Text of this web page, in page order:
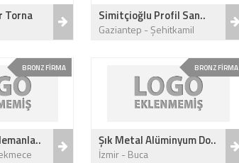
Torna Simitçioğlu Profil San..
Gaziantep - Şehitkamil
BRONZ FİRMA BRONZ FİRMA
Şık Metal Alüminyum Do..
İzmir - Buca